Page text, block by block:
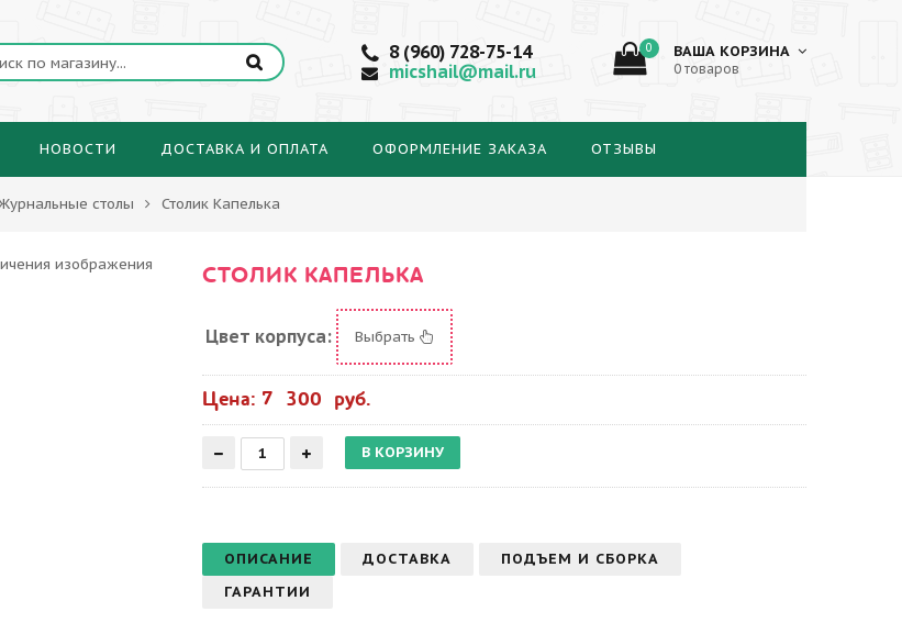
8 (960) 728-75-14
micshail@mail.ru
0 ВАША КОРЗИНА
0 товаров
НОВОСТИ ДОСТАВКА И ОПЛАТА ОФОРМЛЕНИЕ ЗАКАЗА ОТЗЫВЫ
столы Столик Капелька
СТОЛИК КАПЕЛЬКА
Цвет корпуса: Выбрать
Цена: 7 300 руб.
ОПИСАНИЕ ДОСТАВКА
ПОДЪЕМ И СБОРКА
ГАРАНТИИ